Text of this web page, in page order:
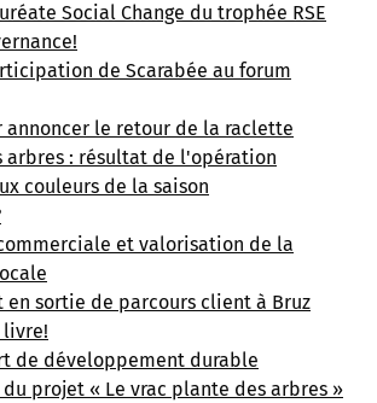
Social Change du trophée RSE
de Scarabée au forum
annoncer le retour de la raclette
arbres : résultat de l'opération
couleurs de la saison
et valorisation de la
en sortie de parcours client à Bruz
livre!
de développement durable
projet « Le vrac plante des arbres »